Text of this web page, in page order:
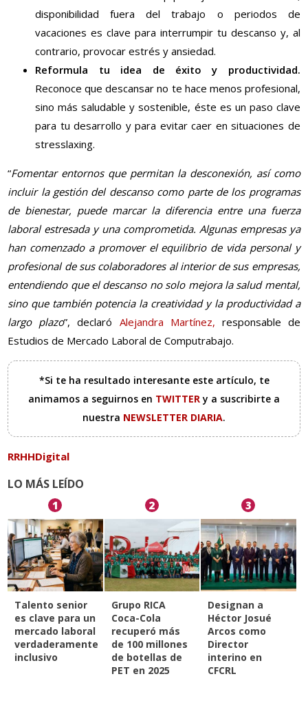
disponibilidad fuera del trabajo o periodos de
vacaciones es clave para interrumpir tu descanso y, al
contrario, provocar estrés y ansiedad.
Reformula tu idea de éxito y productividad.
Reconoce que descansar no te hace menos profesional,
sino más saludable y sostenible, éste es un paso clave
para tu desarrollo y para evitar caer en situaciones de
stresslaxing.
“Fomentar entornos que permitan la desconexión, así como
incluir la gestión del descanso como parte de los programas
de bienestar, puede marcar la diferencia entre una fuerza
laboral estresada y una comprometida. Algunas empresas ya
han comenzado a promover el equilibrio de vida personal y
profesional de sus colaboradores al interior de sus empresas,
entendiendo que el descanso no solo mejora la salud mental,
sino que también potencia la creatividad y la productividad a
largo plazo”, declaró Alejandra Martínez, responsable de
Estudios de Mercado Laboral de Computrabajo.
*Si te ha resultado interesante este artículo, te
animamos a seguirnos en TWITTERy a suscribirte a
nuestra NEWSLETTER DIARIA.
RRHHDigital
LO MÁS LEÍDO
1
Talento senior
es clave para un
mercado laboral
verdaderamente
inclusivo
2
Grupo RICA
Coca-Cola
recuperó más
de 100 millones
de botellas de
PET en 2025
3
Designan a
Héctor Josué
Arcos como
Director
interino en
CFCRL